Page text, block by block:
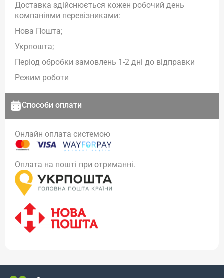
Доставка здійснюється кожен робочий день
компаніями перевізниками:
Нова Пошта;
Укрпошта;
Період обробки замовлень 1-2 дні до відправки
Режим роботи
Способи оплати
Онлайн оплата системою
Оплата на пошті при отриманні.